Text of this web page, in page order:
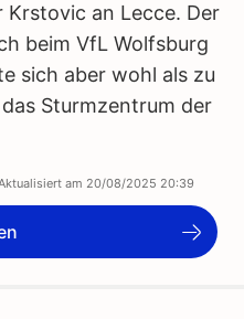
Krstovic an Lecce. Der
beim VfL Wolfsburg
sich aber wohl als zu
Sturmzentrum der
am 20/08/2025 20:39